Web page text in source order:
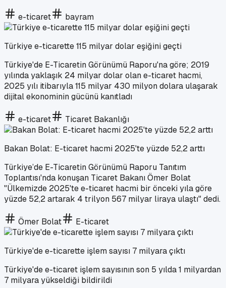
e-ticaret bayram
Türkiye e-ticarette 115 milyar dolar eşiğini geçti
Türkiye'de E-Ticaretin Görünümü Raporu'na göre; 2019
yılında yaklaşık 24 milyar dolar olan e-ticaret hacmi,
2025 yılı itibarıyla 115 milyar 430 milyon dolara ulaşarak
dijital ekonominin gücünü kanıtladı
e-ticaret Ticaret Bakanlığı
Bakan Bolat: E-ticaret hacmi 2025'te yüzde 52,2 arttı
Türkiye’de E-Ticaretin Görünümü Raporu Tanıtım
Toplantısı'nda konuşan Ticaret Bakanı Ömer Bolat
"Ülkemizde 2025'te e-ticaret hacmi bir önceki yıla göre
yüzde 52,2 artarak 4 trilyon 567 milyar liraya ulaştı" dedi.
Ömer Bolat E-ticaret
Türkiye'de e-ticarette işlem sayısı 7 milyara çıktı
Türkiye'de e-ticaret işlem sayısının son 5 yılda 1 milyardan
7 milyara yükseldiği bildirildi